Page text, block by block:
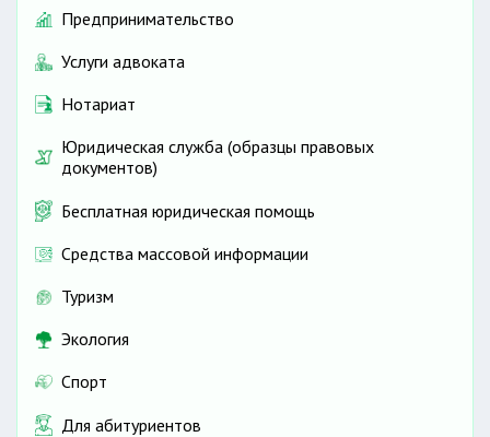
Предпринимательство
Услуги адвоката
Нотариат
Юридическая служба (образцы правовых
документов)
Бесплатная юридическая помощь
Средства массовой информации
Туризм
Экология
Спорт
Для абитуриентов